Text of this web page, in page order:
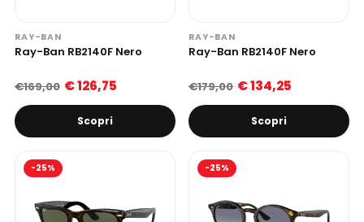
RAY-BAN
Ray-Ban RB2140F Nero
€169,00 € 126,75
Scopri
RAY-BAN
Ray-Ban RB2140F Nero
€179,00 € 134,25
Scopri
-25% -25%